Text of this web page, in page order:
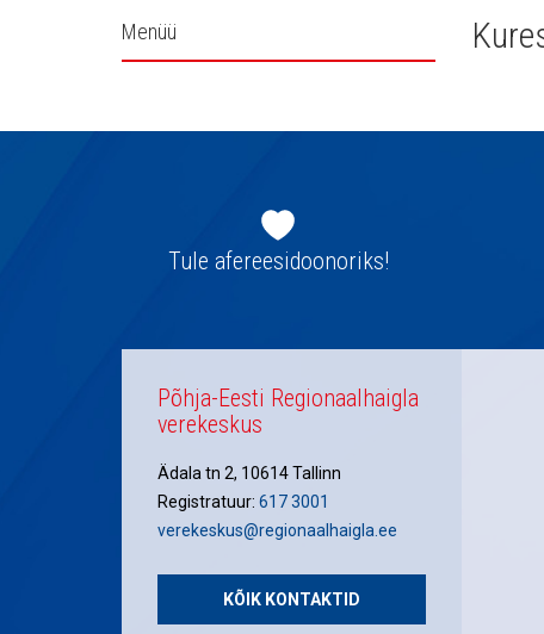
Külgpaani
Menüü
navigatsioonTule afereesidoonoriks!
Põhja-Eesti Regionaalhaigla
verekeskus
Ädala tn 2, 10614 Tallinn
Registratuur: 617 3001
verekeskus@regionaalhaigla.ee
KÕIK KONTAKTID